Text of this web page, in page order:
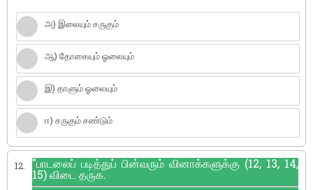
அ) இலையும் சருகும்
ஆ) தோகையும் ஓலையும்
இ) தாளும் ஓலையும்
ஈ) சருகும் சண்டும்
12. "பாடலைப் படித்துப் பின்வரும் வினாக்களுக்கு (12, 13, 14,
15) விடை தருக.